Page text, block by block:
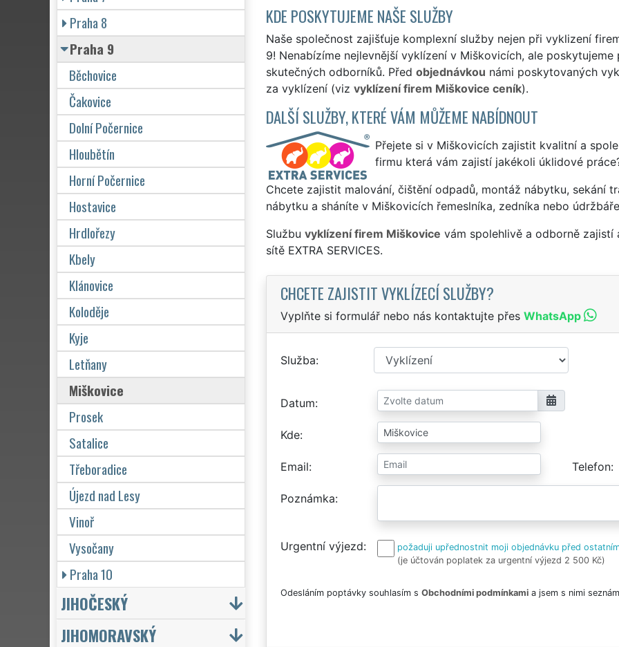
KDE POSKYTUJEME NAŠE SLUŽBY
Naše společnost zajišťuje komplexní služby nejen při vyklizení
9! Nenabízíme nejlevnější vyklízení v Miškovicích, ale
skutečných odborníků. Před objednávkou námi poskytovaných
za vyklízení (viz vyklízení firem Miškovice ceník).
DALŠÍ SLUŽBY, KTERÉ VÁM MŮŽEME NABÍDNOUT
Přejete si v Miškovicích zajistit kvalitní a
firmu která vám zajistí jakékoli úklidové
Chcete zajistit malování, čištění odpadů, montáž nábytku, sekání
nábytku a sháníte v Miškovicích řemeslníka, zedníka nebo
Službu vyklízení firem Miškovice vám spolehlivě a odborně
sítě EXTRA SERVICES.
CHCETE ZAJISTIT VYKLÍZECÍ SLUŽBY?
Vyplňte si formulář nebo nás kontaktujte přes WhatsApp
Služba
Datum
Kde
Email Telefon
Poznámka
Urgentní výjezd
požaduji upřednostnit moji objednávku před
(je účtován poplatek za urgentní výjezd 2 500 Kč)
Odesláním poptávky souhlasím s Obchodními podmínkamia jsem s nimi
Praha 8
Praha 9
Běchovice
Čakovice
Dolní Počernice
Hloubětín
Horní Počernice
Hostavice
Hrdlořezy
Kbely
Klánovice
Koloděje
Kyje
Letňany
Miškovice
Prosek
Satalice
Třeboradice
Újezd nad Lesy
Vinoř
Vysočany
Praha 10
JIHOČESKÝ
JIHOMORAVSKÝ